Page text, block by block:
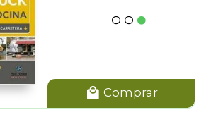
Comprar